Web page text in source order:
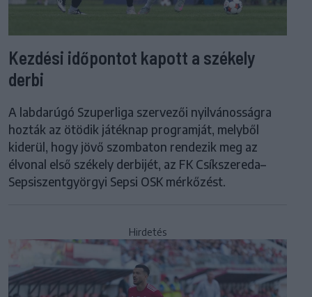
Kezdési időpontot kapott a székely
derbi
A labdarúgó Szuperliga szervezői nyilvánosságra
hozták az ötödik játéknap programját, melyből
kiderül, hogy jövő szombaton rendezik meg az
élvonal első székely derbijét, az FK Csíkszereda–
Sepsiszentgyörgyi Sepsi OSK mérkőzést.
Hirdetés